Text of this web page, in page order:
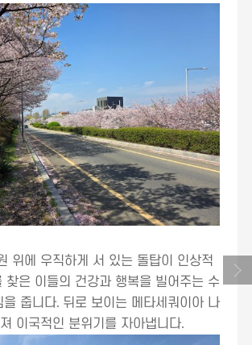
위에 우직하게 서 있는 돌탑이 인상적
찾은 이들의 건강과 행복을 빌어주는 수
을 줍니다. 뒤로 보이는 메타세쿼이아 나
이국적인 분위기를 자아냅니다.